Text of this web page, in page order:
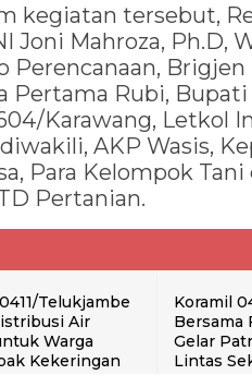
kegiatan tersebut,
Joni Mahroza, Ph.D,
Perencanaan,
Pertama Rubi,
Karawang, Letkol
AKP Wasis,
Para Kelompok
Pertanian.
Telukjambe
Air
Warga
Kekeringan
Koramil
Bersama
Gelar
Lintas